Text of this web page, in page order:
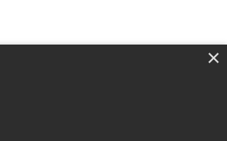
×